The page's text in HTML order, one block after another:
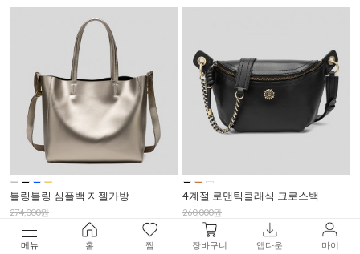
블링블링 심플백 지젤가방
274,000원
137,000원
4계절 로맨틱클래식 크로스백
260,000원
130,000원
메뉴 홈 찜 장바구니 앱다운 마이